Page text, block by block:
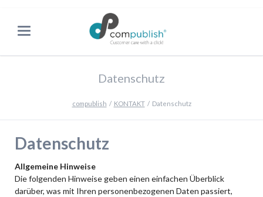
Datenschutz
compublish KONTAKT Datenschutz
Datenschutz
Allgemeine Hinweise
Die folgenden Hinweise geben einen einfachen Überblick
darüber, was mit Ihren personenbezogenen Daten passiert,